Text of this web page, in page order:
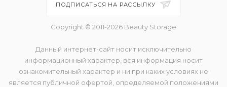
ПОДПИСАТЬСЯ НА РАССЫЛКУ
Copyright © 2011-2026 Beauty Storage
Данный интернет-сайт носит исключительно
информационный характер, вся информация носит
ознакомительный характер и ни при каких условиях не
является публичной офертой, определяемой положениями